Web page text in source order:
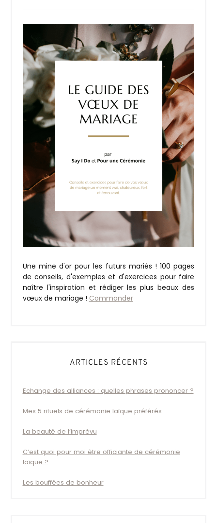
Une mine d'or pour les futurs mariés ! 100 pages
de conseils, d'exemples et d'exercices pour faire
naître l'inspiration et rédiger les plus beaux des
vœux de mariage ! Commander
ARTICLES RÉCENTS
Echange des alliances : quelles phrases prononcer ?
Mes 5 rituels de cérémonie laïque préférés
La beauté de l’imprévu
C’est quoi pour moi être officiante de cérémonie
laïque ?
Les bouffées de bonheur